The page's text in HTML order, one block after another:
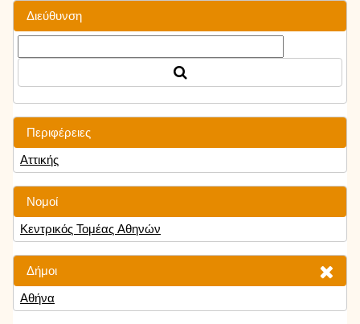
Διεύθυνση
Περιφέρειες
Αττικής
Νομοί
Κεντρικός Τομέας Αθηνών
Δήμοι
Αθήνα